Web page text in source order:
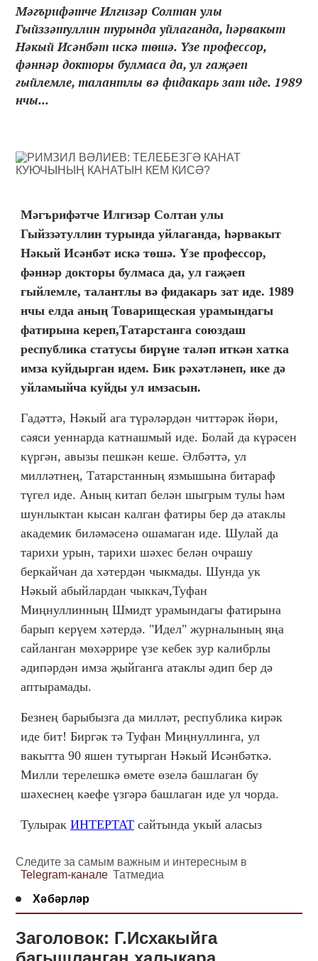
Мәгърифәтче Илгизәр Солтан улы
Гыйззәтуллин турында уйлаганда, һәрвакыт
Нәкый Исәнбәт искә төшә. Үзе профессор,
фәннәр докторы булмаса да, ул гаҗәеп
гыйлемле, талантлы вә фидакарь зат иде. 1989
нчы...
Мәгърифәтче Илгизәр Солтан улы
Гыйззәтуллин турында уйлаганда, һәрвакыт
Нәкый Исәнбәт искә төшә. Үзе профессор,
фәннәр докторы булмаса да, ул гаҗәеп
гыйлемле, талантлы вә фидакарь зат иде. 1989
нчы елда аның Товарищеская урамындагы
фатирына кереп,Татарстанга союздаш
республика статусы бирүне таләп иткән хатка
имза куйдырган идем. Бик рәхәтләнеп, ике дә
уйламыйча куйды ул имзасын.
Гадәттә, Нәкый ага түрәләрдән читтәрәк йөри,
сәяси уеннарда катнашмый иде. Болай да күрәсен
күргән, авызы пешкән кеше. Әлбәттә, ул
милләтнең, Татарстанның язмышына битараф
түгел иде. Аның китап белән шыгрым тулы һәм
шунлыктан кысан калган фатиры бер дә атаклы
академик биләмәсенә ошамаган иде. Шулай да
тарихи урын, тарихи шәхес белән очрашу
беркайчан да хәтердән чыкмады. Шунда ук
Нәкый абыйлардан чыккач,Туфан
Миңнуллинның Шмидт урамындагы фатирына
барып керүем хәтердә. "Идел" журналының яңа
сайланган мөхәррире үзе кебек зур калибрлы
әдипәрдән имза җыйганга атаклы әдип бер дә
аптырамады.
Безнең барыбызга да милләт, республика кирәк
иде бит! Биргәк тә Туфан Миңнуллинга, ул
вакытта 90 яшен тутырган Нәкый Исәнбәткә.
Милли терелешкә өмете өзелә башлаган бу
шәхеснең кәефе үзгәрә башлаган иде ул чорда.
Тулырак ИНТЕРТАТ сайтында укый аласыз
Следите за самым важным и интересным в
Telegram-канале Татмедиа
Хәбәрләр
Заголовок: Г.Исхакыйга